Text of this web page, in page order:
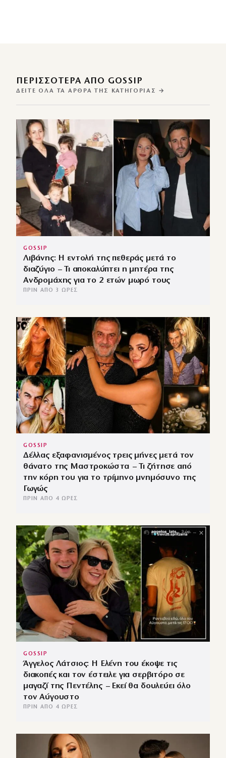
ΠΕΡΙΣΣΌΤΕΡΑ ΑΠΌ GOSSIP
ΔΕΊΤΕ ΌΛΑ ΤΑ ΆΡΘΡΑ ΤΗΣ ΚΑΤΗΓΟΡΊΑΣ →
GOSSIP
Λιβάνης: Η εντολή της πεθεράς μετά το
διαζύγιο – Τι αποκαλύπτει η μητέρα της
Ανδρομάχης για το 2 ετών μωρό τους
ΠΡΙΝ ΑΠΌ 3 ΏΡΕΣ
GOSSIP
Δέλλας εξαφανισμένος τρεις μήνες μετά τον
θάνατο της Μαστροκώστα – Τι ζήτησε από
την κόρη του για το τρίμηνο μνημόσυνο της
Γωγώς
ΠΡΙΝ ΑΠΌ 4 ΏΡΕΣ
GOSSIP
Άγγελος Λάτσιος: Η Ελένη του έκοψε τις
διακοπές και τον έστειλε για σερβιτόρο σε
μαγαζί της Πεντέλης – Εκεί θα δουλεύει όλο
τον Αύγουστο
ΠΡΙΝ ΑΠΌ 4 ΏΡΕΣ